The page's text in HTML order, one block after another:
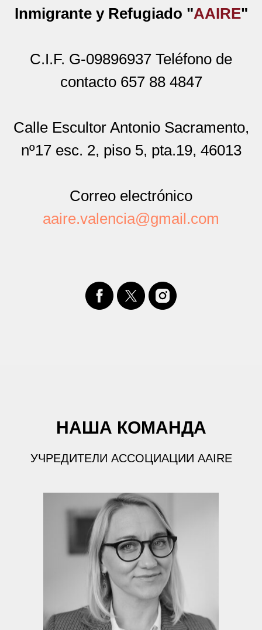
Inmigrante y Refugiado "AAIRE"
C.I.F. G-09896937 Teléfono de
contacto 657 88 4847
Calle Escultor Antonio Sacramento,
nº17 esc. 2, piso 5, pta.19, 46013
Correo electrónico
aaire.valencia@gmail.com
НАША КОМАНДА
УЧРЕДИТЕЛИ АССОЦИАЦИИ AAIRE